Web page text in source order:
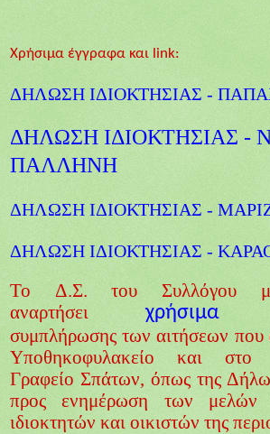
Χρήσιμα έγγραφα και link:
ΔΗΛΩΣΗ ΙΔΙΟΚΤΗΣΙΑΣ -
ΔΗΛΩΣΗ ΙΔΙΟΚΤΗΣΙΑΣ -
ΠΑΛΛΗΝΗ
ΔΗΛΩΣΗ ΙΔΙΟΚΤΗΣΙΑΣ -
ΔΗΛΩΣΗ ΙΔΙΟΚΤΗΣΙΑΣ -
To Δ.Σ. του Συλλόγου
αναρτήσει
χρήσιμα
συμπλήρωσης των αιτήσεων που
Υποθηκοφυλακείο και στο
Γραφείο Σπάτων, όπως της
προς ενημέρωση των μελών
ιδιοκτητών και οικιστών της